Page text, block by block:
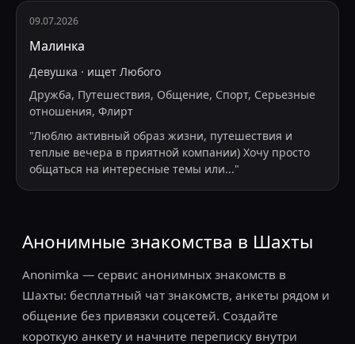
09.07.2026
Малинка
Девушка · ищет Любого
Дружба, Путешествия, Общение, Спорт, Серьезные
отношения, Флирт
"Люблю активный образ жизни, путешествия и
теплые вечера в приятной компании) Хочу просто
общаться на интересные темы или..."
Анонимные знакомства в Шахты
Anonimka — сервис анонимных знакомств в
Шахты: бесплатный чат знакомств, анкеты рядом и
общение без привязки соцсетей. Создайте
короткую анкету и начните переписку внутри